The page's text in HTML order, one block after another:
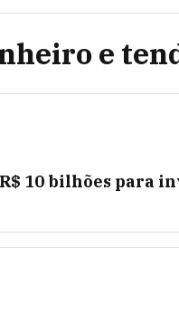
e
10 bilhões para